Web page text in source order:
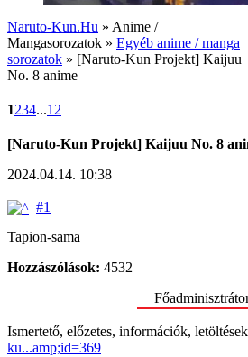
Naruto-Kun.Hu » Anime /
Mangasorozatok » Egyéb anime / manga
sorozatok » [Naruto-Kun Projekt] Kaijuu
No. 8 anime
1234...12
[Naruto-Kun Projekt] Kaijuu No. 8
2024.04.14. 10:38
#1
Tapion-sama
Hozzászólások: 4532
Ismertető, előzetes, információk,
ku...amp;id=369